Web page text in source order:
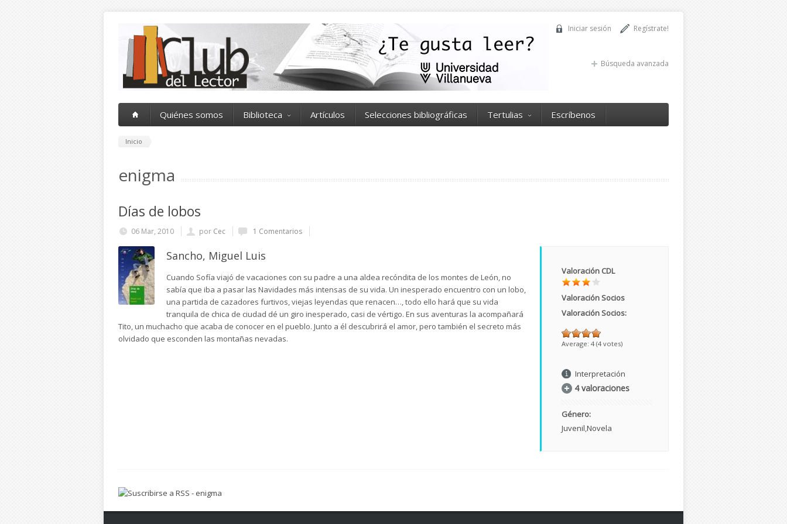
Regístrate!
Iniciar sesión
Búsqueda avanzada
Quiénes somos Biblioteca Artículos Selecciones bibliográficas Tertulias Escríbenos
Inicio
enigma
Días de lobos
06 Mar, 2010 por Cec 1 Comentarios
Sancho, Miguel Luis
Cuando Sofía viajó de vacaciones con su padre a una aldea recóndita de los montes de León, no
sabía que iba a pasar las Navidades más intensas de su vida. Un inesperado encuentro con un lobo,
una partida de cazadores furtivos, viejas leyendas que renacen…, todo ello hará que su vida
tranquila de chica de ciudad dé un giro inesperado, casi de vértigo. En sus aventuras la acompañará
Tito, un muchacho que acaba de conocer en el pueblo. Junto a él descubrirá el amor, pero también el secreto más
olvidado que esconden las montañas nevadas.
Valoración CDL
Valoración Socios
Valoración Socios:
Average: 4 (4 votes)
Interpretación
4 valoraciones
Género:
Juvenil Novela